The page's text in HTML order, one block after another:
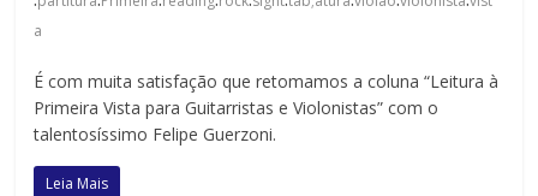
a
É com muita satisfação que retomamos a coluna “Leitura à
Primeira Vista para Guitarristas e Violonistas” com o
talentosíssimo Felipe Guerzoni.
Leia Mais